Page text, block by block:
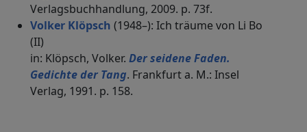
Verlagsbuchhandlung, 2009. p. 73f.
Volker Klöpsch (1948–): Ich träume von Li Bo
(II)
in: Klöpsch, Volker. Der seidene Faden.
Gedichte der Tang. Frankfurt a. M.: Insel
Verlag, 1991. p. 158.